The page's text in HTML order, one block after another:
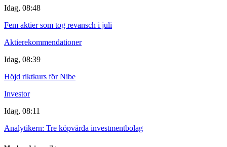
Idag, 08:48
Fem aktier som tog revansch i juli
Aktierekommendationer
Idag, 08:39
Höjd riktkurs för Nibe
Investor
Idag, 08:11
Analytikern: Tre köpvärda investmentbolag